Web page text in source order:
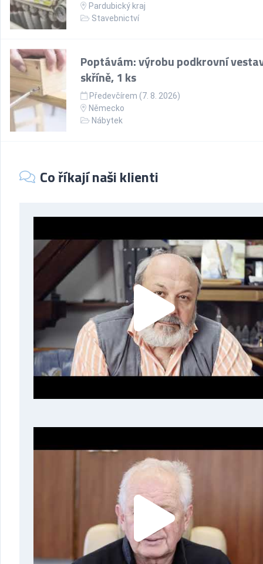
Pardubický kraj
Stavebnictví
Poptávám: výrobu podkrovní
skříně, 1 ks
Předevčírem (7. 8. 2026)
Německo
Nábytek
Co říkají naši klienti